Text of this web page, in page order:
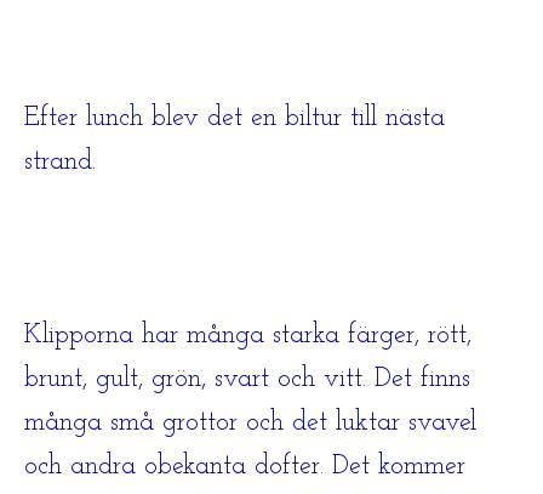
Efter lunch blev det en biltur till nästa
strand.
Klipporna har många starka färger, rött,
brunt, gult, grön, svart och vitt. Det finns
många små grottor och det luktar svavel
och andra obekanta dofter. Det kommer